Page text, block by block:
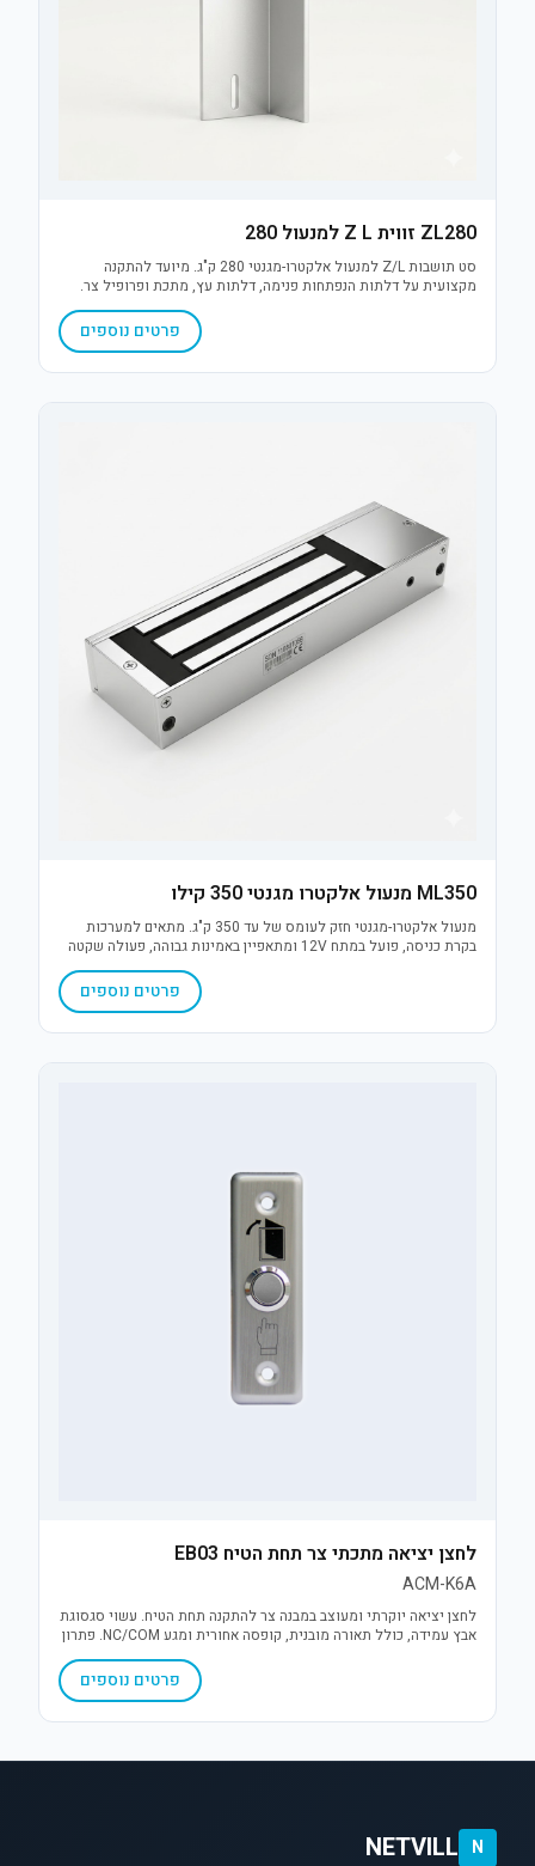
ZL280 זווית Z L למנעול 280
סט תושבות Z/L למנעול אלקטרו-מגנטי 280 ק"ג. מיועד להתקנה
מקצועית על דלתות הנפתחות פנימה, דלתות עץ, מתכת ופרופיל צר.
מבנה חזק ועמיד המבטיח הצמדה מדויקת וביצועים אופטימליים.
פרטים נוספים
ML350 מנעול אלקטרו מגנטי 350 קילו
מנעול אלקטרו-מגנטי חזק לעומס של עד 350 ק"ג. מתאים למערכות
בקרת כניסה, פועל במתח 12V ומתאפיין באמינות גבוהה, פעולה שקטה
ללא חלקים נעים והתקנה פשוטה על מגוון סוגי דלתות.
פרטים נוספים
לחצן יציאה מתכתי צר תחת הטיח EB03
ACM-K6A
לחצן יציאה יוקרתי ומעוצב במבנה צר להתקנה תחת הטיח. עשוי סגסוגת
אבץ עמידה, כולל תאורה מובנית, קופסה אחורית ומגע NC/COM. פתרון
אמין, אסתטי וחסכוני במקום למערכות בקרת כניסה.
פרטים נוספים
N
NETVILL